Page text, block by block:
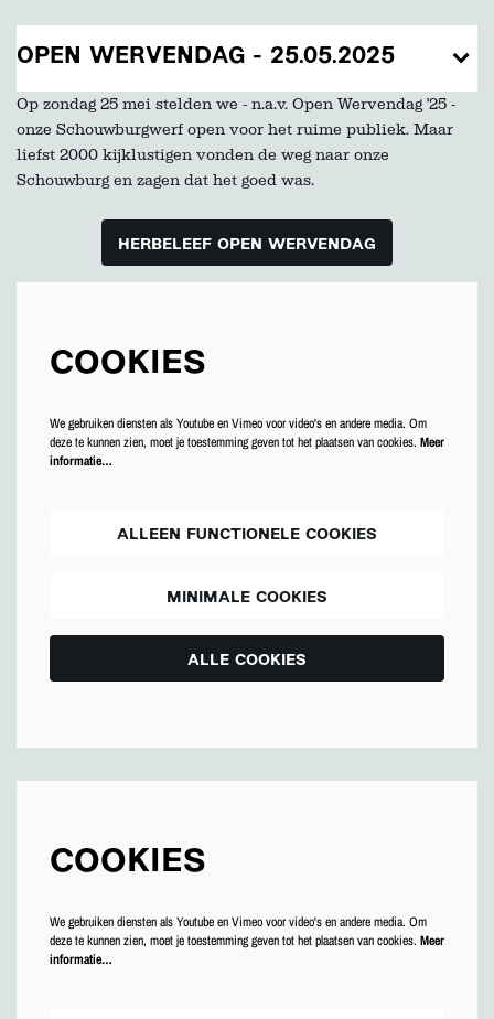
OPEN WERVENDAG - 25.05.2025
Op zondag 25 mei stelden we - n.a.v. Open Wervendag '25 -
onze Schouwburgwerf open voor het ruime publiek. Maar
liefst 2000 kijklustigen vonden de weg naar onze
Schouwburg en zagen dat het goed was.
HERBELEEF OPEN WERVENDAG
COOKIES
We gebruiken diensten als Youtube en Vimeo voor video's en andere media. Om
deze te kunnen zien, moet je toestemming geven tot het plaatsen van cookies. Meer
informatie…
ALLEEN FUNCTIONELE COOKIES
MINIMALE COOKIES
ALLE COOKIES
COOKIES
We gebruiken diensten als Youtube en Vimeo voor video's en andere media. Om
deze te kunnen zien, moet je toestemming geven tot het plaatsen van cookies. Meer
informatie…